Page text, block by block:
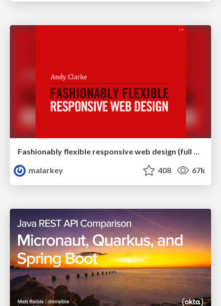
Fashionably flexible responsive web design (full day workshop)
malarkey
408 67k